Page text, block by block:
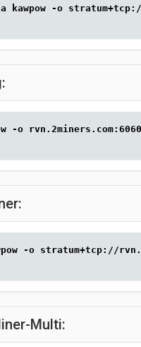
kawpow -o stratum+tcp://
-o rvn.2miners.com:6060 -
-o stratum+tcp://
Multi: